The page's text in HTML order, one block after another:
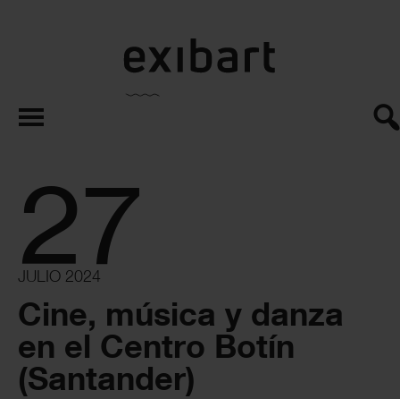
exibart.es
27
JULIO 2024
Cine, música y danza
en el Centro Botín
(Santander)